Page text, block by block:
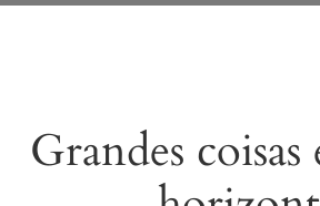
Grandes